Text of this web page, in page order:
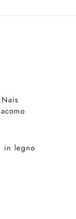
in legno